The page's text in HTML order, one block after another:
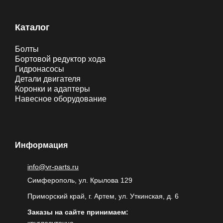
Каталог
Болты
Бортовой редуктор хода
Гидронасосы
Детали двигателя
Коронки и адаптеры
Навесное оборудование
Информация
info@vr-parts.ru
Симферополь, ул. Крылова 129
Приморский край, г. Артем, ул. Уткинская, д. 6
Заказы на сайте принимаем: